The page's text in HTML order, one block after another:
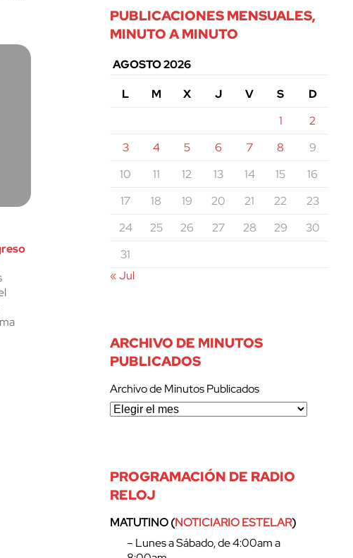
PUBLICACIONES MENSUALES,
MINUTO A MINUTO
AGOSTO 2026
L
M X J V S
D
1
2
3
4 5 6 7 8
9
10
11 12 13 14 15
16
17
18 19 20 21 22
23
24
25 26 27 28 29
30
31
« Jul
ARCHIVO DE MINUTOS
PUBLICADOS
Archivo de Minutos Publicados
PROGRAMACIÓN DE RADIO
RELOJ
MATUTINO (NOTICIARIO ESTELAR)
– Lunes a Sábado, de 4:00am a